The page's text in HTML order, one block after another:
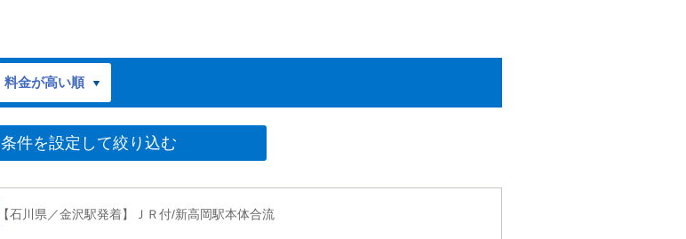
料金が高い順
条件を設定して絞り込む
【石川県／金沢駅発着】ＪＲ付/新高岡駅本体合流